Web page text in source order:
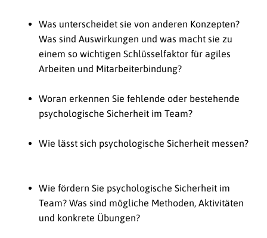
Was unterscheidet sie von anderen Konzepten?
Was sind Auswirkungen und was macht sie zu
einem so wichtigen Schlüsselfaktor für agiles
Arbeiten und Mitarbeiterbindung?
Woran erkennen Sie fehlende oder bestehende
psychologische Sicherheit im Team?
Wie lässt sich psychologische Sicherheit messen?
Wie fördern Sie psychologische Sicherheit im
Team? Was sind mögliche Methoden, Aktivitäten
und konkrete Übungen?